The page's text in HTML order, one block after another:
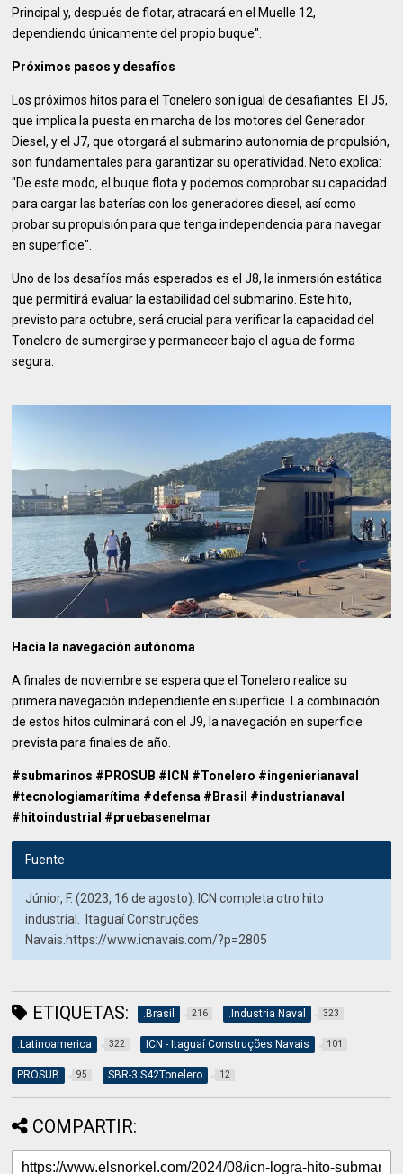
Principal y, después de flotar, atracará en el Muelle 12,
dependiendo únicamente del propio buque".
Próximos pasos y desafíos
Los próximos hitos para el Tonelero son igual de desafiantes. El J5,
que implica la puesta en marcha de los motores del Generador
Diesel, y el J7, que otorgará al submarino autonomía de propulsión,
son fundamentales para garantizar su operatividad. Neto explica:
"De este modo, el buque flota y podemos comprobar su capacidad
para cargar las baterías con los generadores diesel, así como
probar su propulsión para que tenga independencia para navegar
en superficie".
Uno de los desafíos más esperados es el J8, la inmersión estática
que permitirá evaluar la estabilidad del submarino. Este hito,
previsto para octubre, será crucial para verificar la capacidad del
Tonelero de sumergirse y permanecer bajo el agua de forma
segura.
Hacia la navegación autónoma
A finales de noviembre se espera que el Tonelero realice su
primera navegación independiente en superficie. La combinación
de estos hitos culminará con el J9, la navegación en superficie
prevista para finales de año.
#submarinos #PROSUB #ICN #Tonelero #ingenierianaval
#tecnologiamarítima #defensa #Brasil #industrianaval
#hitoindustrial #pruebasenelmar
Fuente
Júnior, F. (2023, 16 de agosto). ICN completa otro hito
industrial. Itaguaí Construções
Navais.https://www.icnavais.com/?p=2805
ETIQUETAS: .Brasil 216 .Industria Naval 323
.Latinoamerica 322 ICN - Itaguaí Construções Navais 101
PROSUB 95 SBR-3 S42Tonelero 12
COMPARTIR: